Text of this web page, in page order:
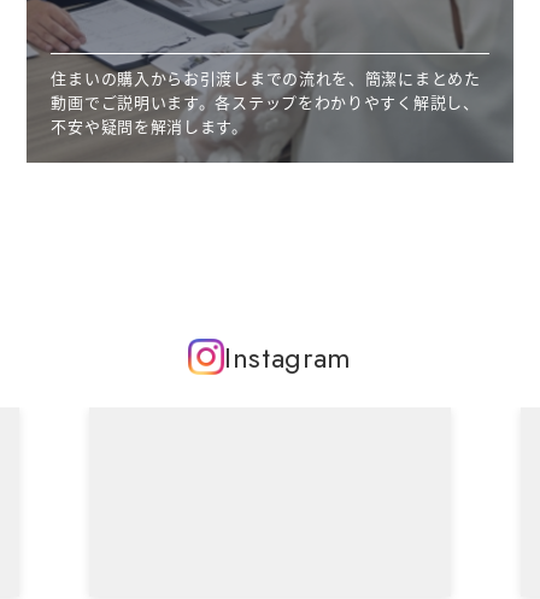
住まいの購入からお引渡しまでの流れを、簡潔にまとめた
動画でご説明います。各ステップをわかりやすく解説し、
不安や疑問を解消します。
Instagram